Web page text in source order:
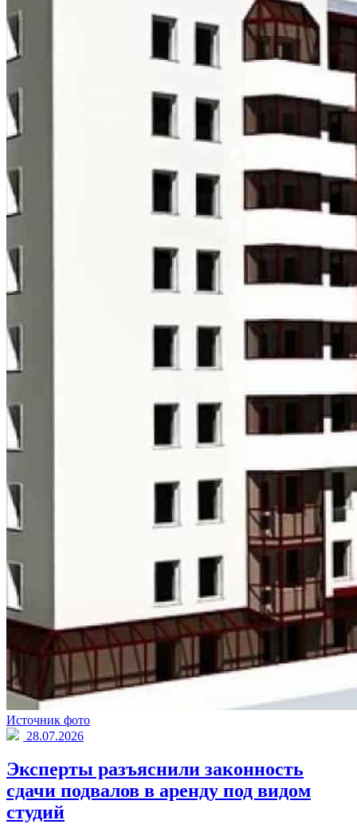
Источник фото
28.07.2026
Эксперты разъяснили законность
сдачи подвалов в аренду под видом
студий